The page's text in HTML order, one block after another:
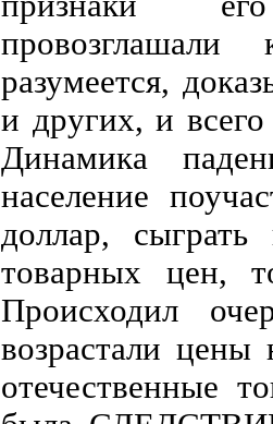
разумеется,
и других, и
Динамика
население
доллар,
товарных цен,
Происходил
возрастали
отечественные